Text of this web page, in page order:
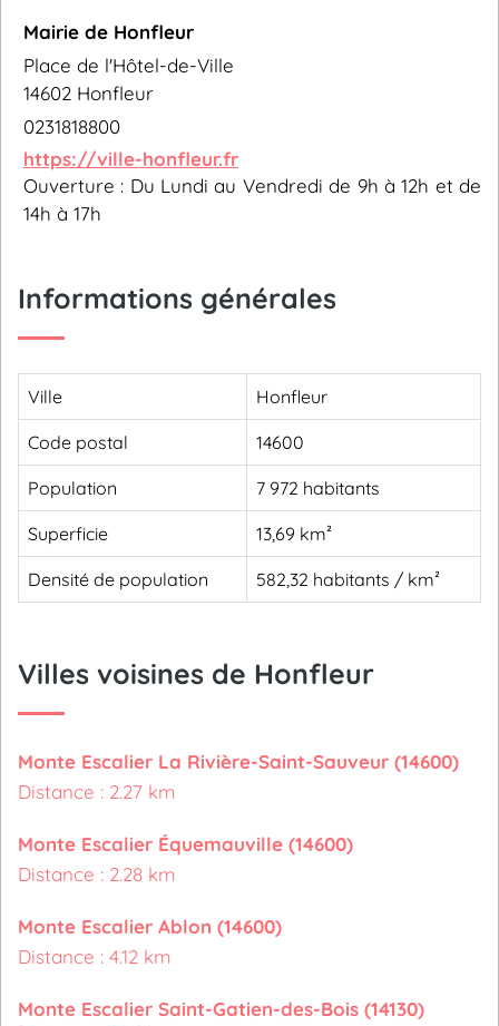
Mairie de Honfleur
Place de l'Hôtel-de-Ville
14602 Honfleur
0231818800
https://ville-honfleur.fr
Ouverture : Du Lundi au Vendredi de 9h à 12h et de
14h à 17h
Informations générales
Ville Honfleur
Code postal 14600
Population 7 972 habitants
Superficie 13,69 km²
Densité de population 582,32 habitants / km²
Villes voisines de Honfleur
Monte Escalier La Rivière-Saint-Sauveur (14600)
Distance : 2.27 km
Monte Escalier Équemauville (14600)
Distance : 2.28 km
Monte Escalier Ablon (14600)
Distance : 4.12 km
Monte Escalier Saint-Gatien-des-Bois (14130)